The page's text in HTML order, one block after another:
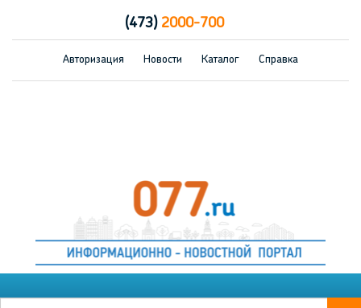
(473)2000-700
Авторизация Новости Каталог Справка